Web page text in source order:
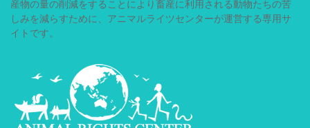
産物の量の削減をすることにより畜産に利用される動物たちの苦
しみを減らすために、アニマルライツセンターが運営する専用サ
イトです。